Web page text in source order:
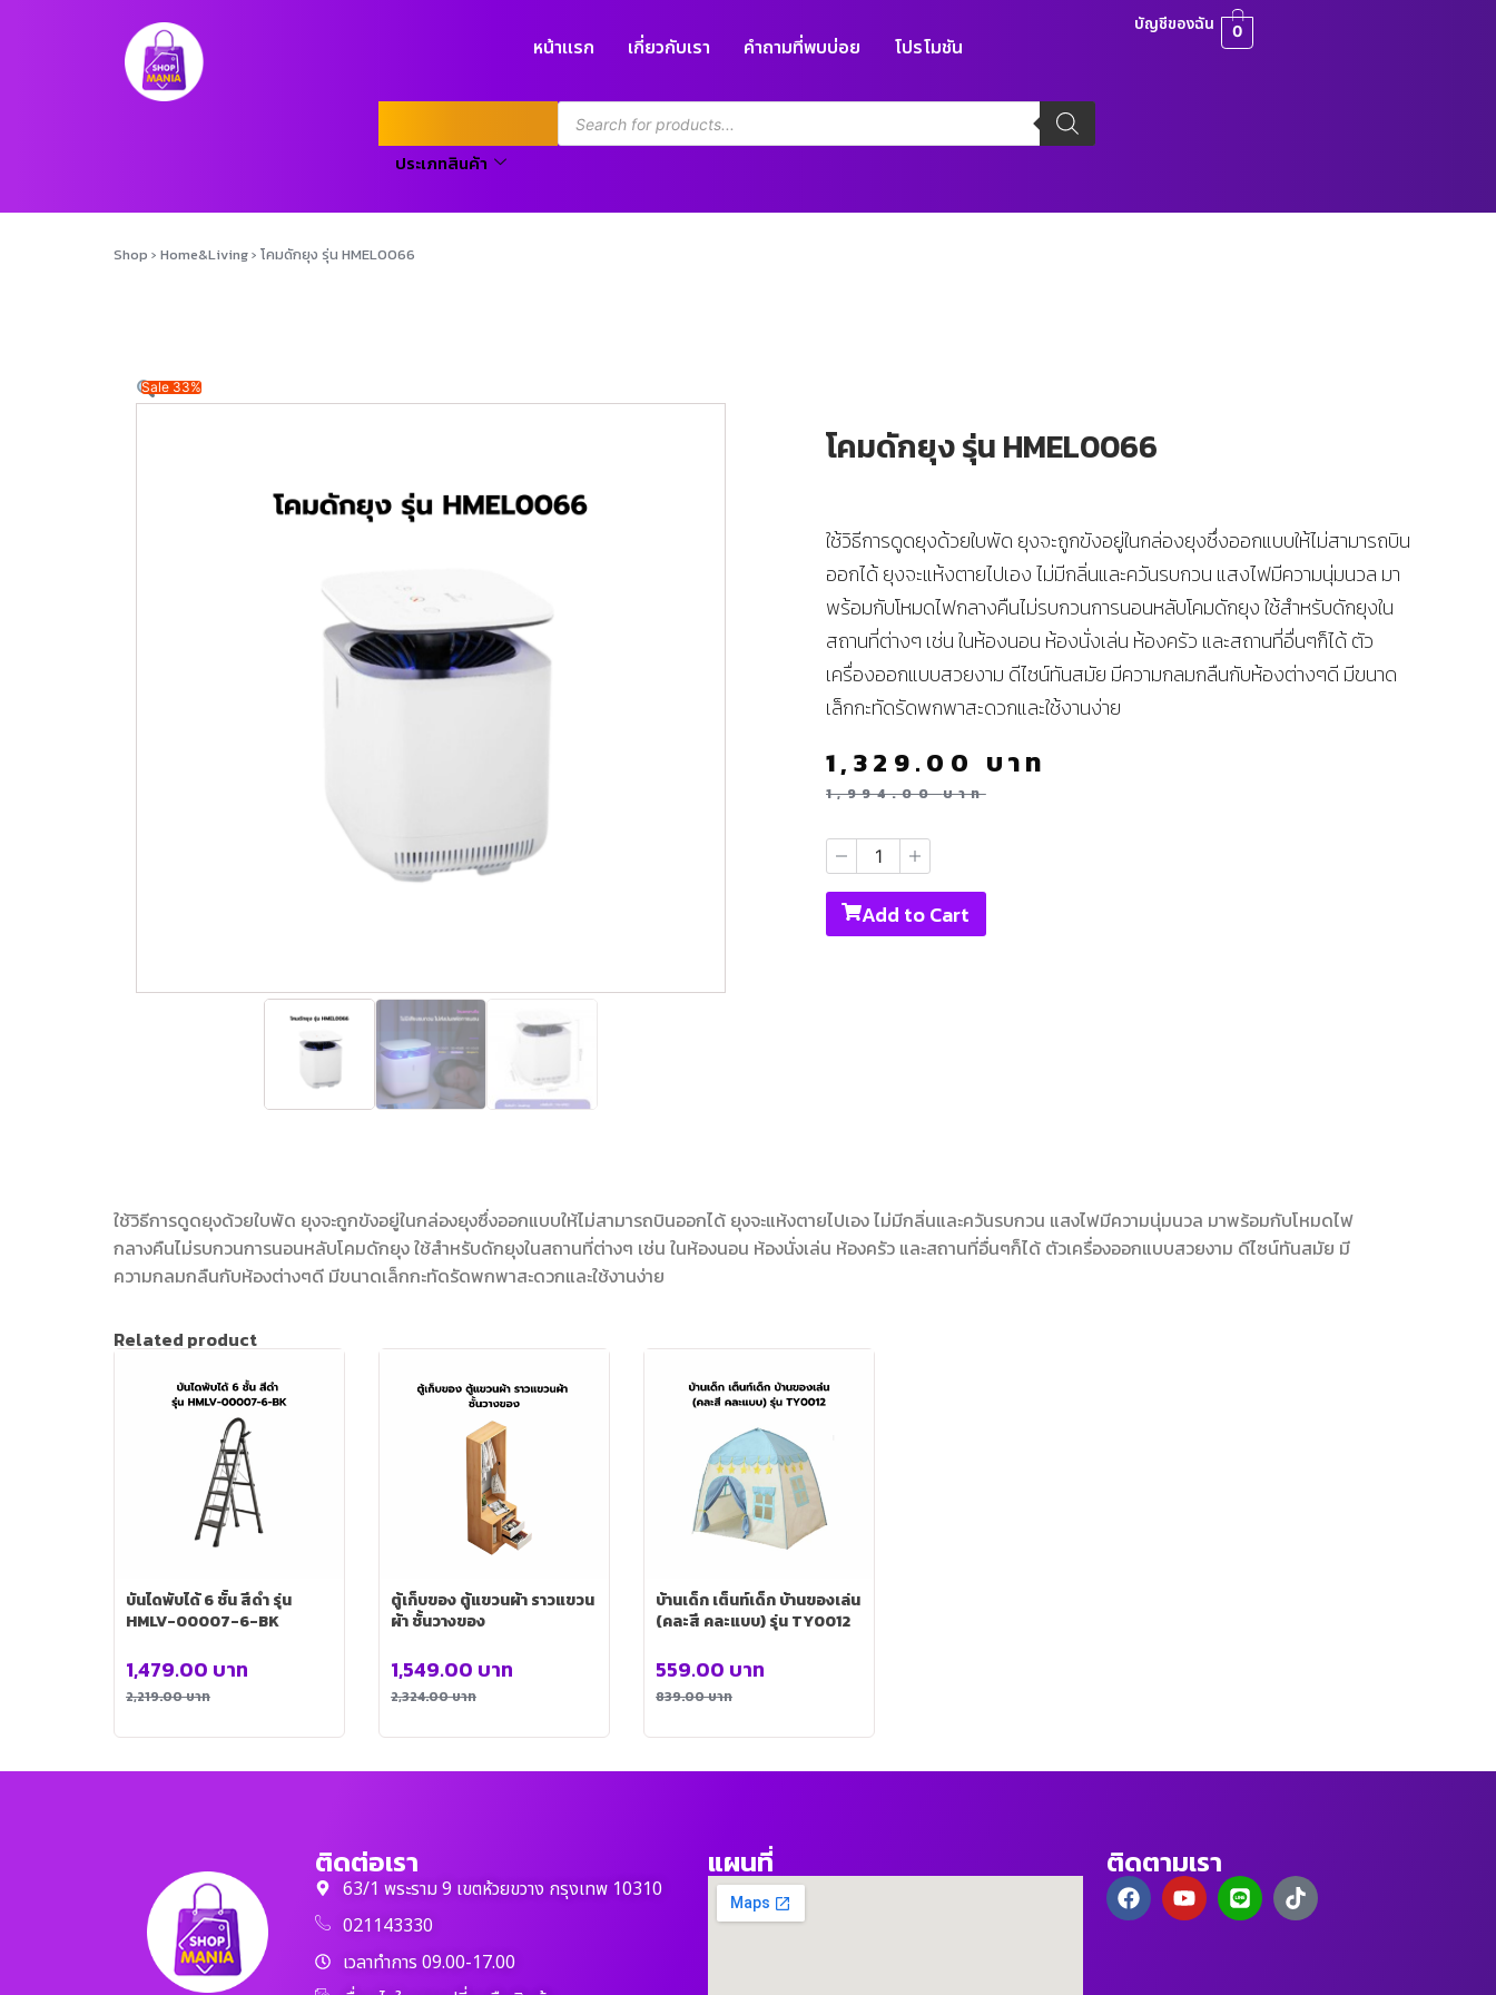
หน้าแรก เกี่ยวกับเรา คำถามที่พบบ่อย โปรโมชัน
ประเภทสินค้า
บัญชีของฉัน 0
Shop › Home&Living› โคมดักยุง รุ่น HMEL0066
Sale 33%
โคมดักยุง รุ่น HMEL0066
ใช้วิธีการดูดยุงด้วยใบพัด ยุงจะถูกขังอยู่ในกล่องยุงซึ่งออกแบบให้ไม่สามารถบิน
ออกได้ ยุงจะแห้งตายไปเอง ไม่มีกลิ่นและควันรบกวน แสงไฟมีความนุ่มนวล มา
พร้อมกับโหมดไฟกลางคืนไม่รบกวนการนอนหลับโคมดักยุง ใช้สำหรับดักยุงใน
สถานที่ต่างๆ เช่น ในห้องนอน ห้องนั่งเล่น ห้องครัว และสถานที่อื่นๆก็ได้ ตัว
เครื่องออกแบบสวยงาม ดีไซน์ทันสมัย มีความกลมกลืนกับห้องต่างๆดี มีขนาด
เล็กกะทัดรัดพกพาสะดวกและใช้งานง่าย
1,994.00บาท
1,329.00 บาท
Add to Cart
ใช้วิธีการดูดยุงด้วยใบพัด ยุงจะถูกขังอยู่ในกล่องยุงซึ่งออกแบบให้ไม่สามารถบินออกได้ ยุงจะแห้งตายไปเอง ไม่มีกลิ่นและควันรบกวน แสงไฟมีความนุ่มนวล มาพร้อมกับโหมดไฟ
กลางคืนไม่รบกวนการนอนหลับโคมดักยุง ใช้สำหรับดักยุงในสถานที่ต่างๆ เช่น ในห้องนอน ห้องนั่งเล่น ห้องครัว และสถานที่อื่นๆก็ได้ ตัวเครื่องออกแบบสวยงาม ดีไซน์ทันสมัย มี
ความกลมกลืนกับห้องต่างๆดี มีขนาดเล็กกะทัดรัดพกพาสะดวกและใช้งานง่าย
Related product
บันไดพับได้ 6 ชั้น สีดำ รุ่น
HMLV-00007-6-BK
2,219.00บาท
1,479.00 บาท
ตู้เก็บของ ตู้แขวนผ้า ราวแขวน
ผ้า ชั้นวางของ
2,324.00บาท
1,549.00 บาท
บ้านเด็ก เต็นท์เด็ก บ้านของเล่น
(คละสี คละแบบ) รุ่น TY0012
839.00บาท
559.00 บาท
ติดต่อเรา
63/1 พระราม 9 เขตห้วยขวาง กรุงเทพ 10310
021143330
เวลาทำการ 09.00-17.00
แผนที่ ติดตามเรา